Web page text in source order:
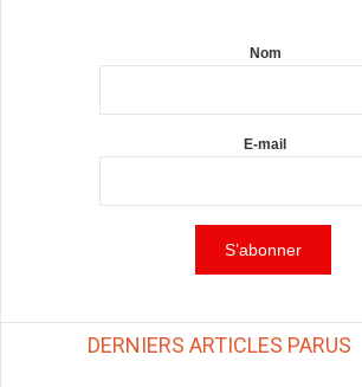
Nom
E-mail
DERNIERS ARTICLES PARUS